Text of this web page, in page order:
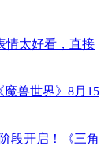
情太好看，直接
兽世界》8月15
段开启！《三角